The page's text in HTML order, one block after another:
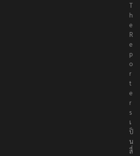
T
h
e
R
e
p
o
r
t
e
r
s
เ
ป็
น
สื่